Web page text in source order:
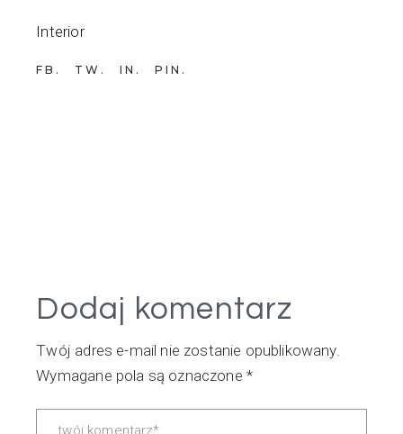
Interior
FB TW IN PIN
Dodaj komentarz
Twój adres e-mail nie zostanie opublikowany.
Wymagane pola są oznaczone *